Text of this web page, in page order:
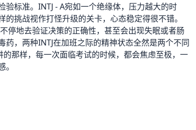
标准。INTJ - A宛如一个绝缘体，压力越大的时
挑战视作打怪升级的关卡，心态稳定得很不错。
停地去验证决策的正确性，甚至会出现失眠或者肠
，两种INTJ在加班之际的精神状态全然是两个不同
那样，每一次面临考试的时候，都会焦虑至极，一